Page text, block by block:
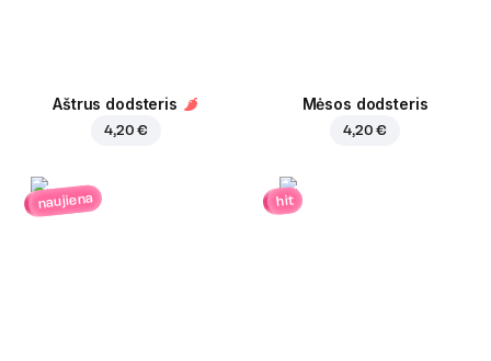
Aštrus dodsteris
4,20 €
Mėsos dodsteris
4,20 €
naujiena hit